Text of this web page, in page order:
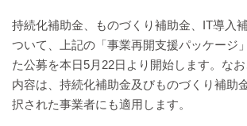
持続化補助金、ものづくり補助金、IT導入
ついて、上記の「事業再開支援パッケージ
た公募を本日5月22日より開始します。な
内容は、持続化補助金及びものづくり補助
択された事業者にも適用します。